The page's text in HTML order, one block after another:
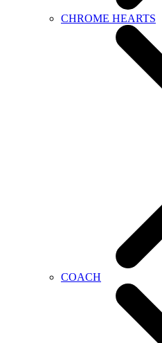
CHROME HEARTS
COACH